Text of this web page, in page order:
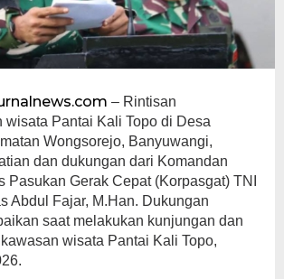
– Rintisan
wisata Pantai Kali Topo di Desa
Wongsorejo, Banyuwangi,
dan dukungan dari Komandan
Pasukan Gerak Cepat (Korpasgat) TNI
Abdul Fajar, M.Han. Dukungan
saat melakukan kunjungan dan
wisata Pantai Kali Topo,